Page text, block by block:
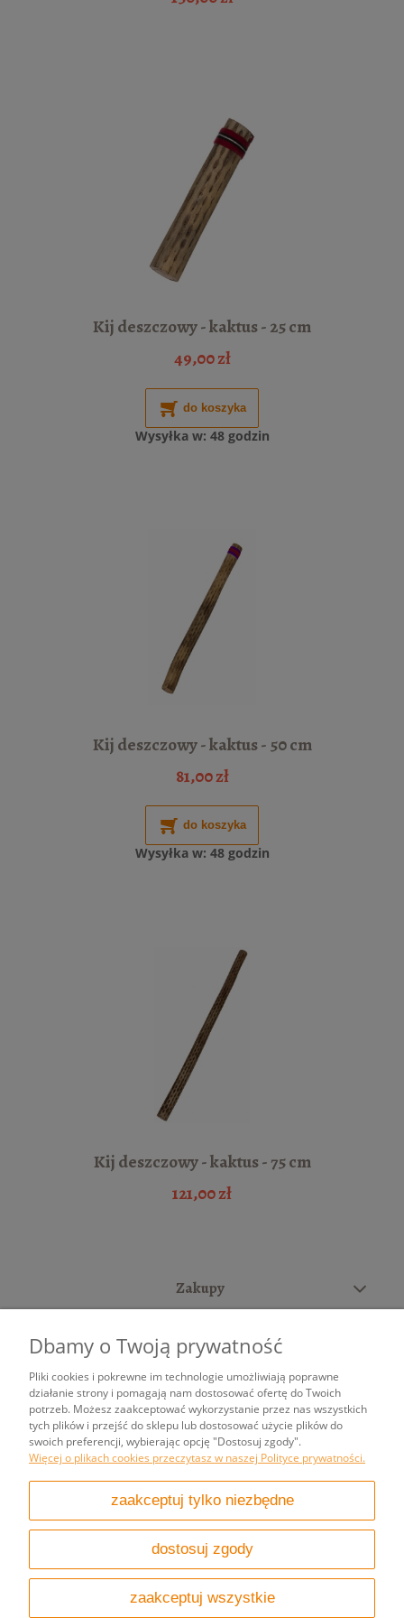
Kij deszczowy - kaktus - 25 cm
49,00 zł
do koszyka
Wysyłka w: 48 godzin
Kij deszczowy - kaktus - 50 cm
81,00 zł
do koszyka
Wysyłka w: 48 godzin
Kij deszczowy - kaktus - 75 cm
121,00 zł
Zakupy
Moje konto
Informacje
pokaż pełną wersję strony
Sklep internetowy Shoper.pl
Dbamy o Twoją prywatność
Pliki cookies i pokrewne im technologie umożliwiają poprawne
działanie strony i pomagają nam dostosować ofertę do Twoich
potrzeb. Możesz zaakceptować wykorzystanie przez nas wszystkich
tych plików i przejść do sklepu lub dostosować użycie plików do
swoich preferencji, wybierając opcję "Dostosuj zgody".
Więcej o plikach cookies przeczytasz w naszej Polityce prywatności.
zaakceptuj tylko niezbędne
dostosuj zgody
zaakceptuj wszystkie